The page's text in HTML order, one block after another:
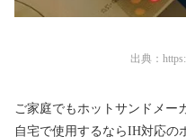
出典：
ご家庭でもホットサンドメー
自宅で使用するならIH対応の